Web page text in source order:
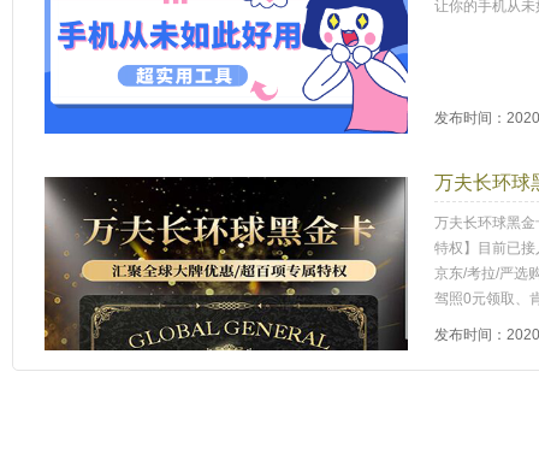
让你的手机从
发布时间：
万夫长环球
万夫长环球黑
特权】目前已
京东/考拉/严选
驾照0元领取、
发布时间：